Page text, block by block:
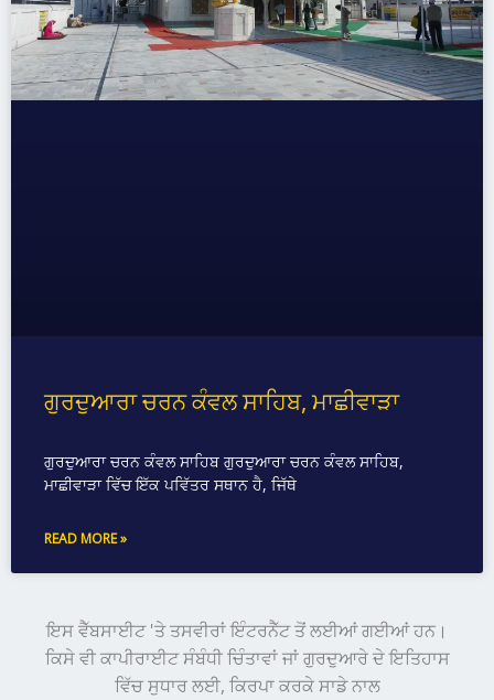
ਗੁਰਦੁਆਰਾ ਚਰਨ ਕੰਵਲ ਸਾਹਿਬ, ਮਾਛੀਵਾੜਾ
ਗੁਰਦੁਆਰਾ ਚਰਨ ਕੰਵਲ ਸਾਹਿਬ ਗੁਰਦੁਆਰਾ ਚਰਨ ਕੰਵਲ ਸਾਹਿਬ,
ਮਾਛੀਵਾੜਾ ਵਿੱਚ ਇੱਕ ਪਵਿੱਤਰ ਸਥਾਨ ਹੈ, ਜਿੱਥੇ
READ MORE »
ਇਸ ਵੈੱਬਸਾਈਟ 'ਤੇ ਤਸਵੀਰਾਂ ਇੰਟਰਨੈੱਟ ਤੋਂ ਲਈਆਂ ਗਈਆਂ ਹਨ।
ਕਿਸੇ ਵੀ ਕਾਪੀਰਾਈਟ ਸੰਬੰਧੀ ਚਿੰਤਾਵਾਂ ਜਾਂ ਗੁਰਦੁਆਰੇ ਦੇ ਇਤਿਹਾਸ
ਵਿੱਚ ਸੁਧਾਰ ਲਈ, ਕਿਰਪਾ ਕਰਕੇ ਸਾਡੇ ਨਾਲ